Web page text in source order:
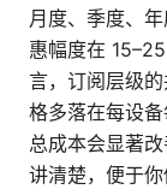
月度、季度、
惠幅度在
言，订阅层级
格多落在每设
总成本会显著
讲清楚，便于你